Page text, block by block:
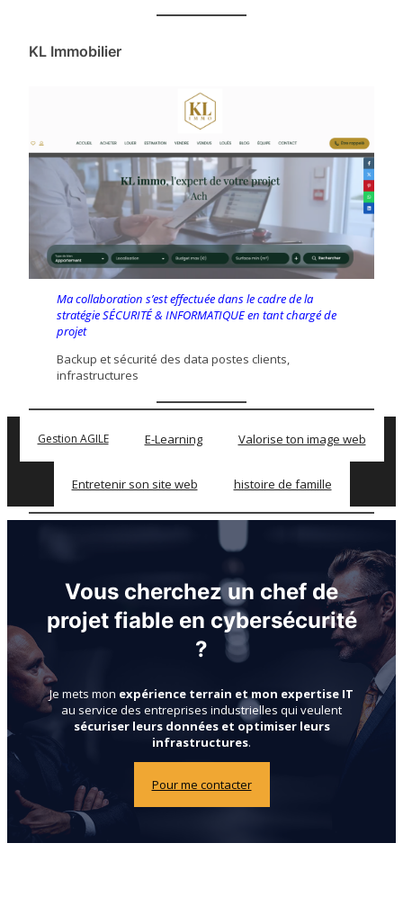
KL Immobilier
Ma collaboration s’est effectuée dans le cadre de la
stratégie SÉCURITÉ & INFORMATIQUE en tant chargé de
projet
Backup et sécurité des data postes clients,
infrastructures
Gestion AGILE E-Learning Valorise ton image web
Entretenir son site web histoire de famille
Vous cherchez un chef de
projet fiable en cybersécurité
?
Je mets mon expérience terrain et mon expertise IT
au service des entreprises industrielles qui veulent
sécuriser leurs données et optimiser leurs
infrastructures.
Pour me contacter